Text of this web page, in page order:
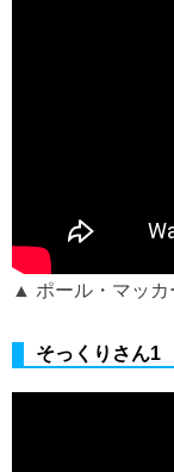
▲ ポール・マッカ
そっくりさん1